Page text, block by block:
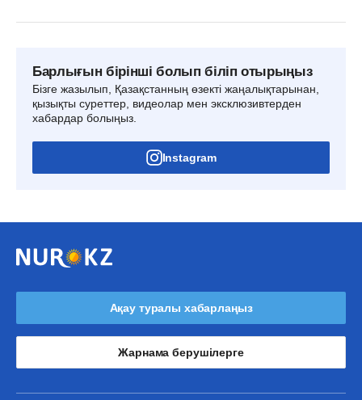
Барлығын бірінші болып біліп отырыңыз
Бізге жазылып, Қазақстанның өзекті жаңалықтарынан,
қызықты суреттер, видеолар мен эксклюзивтерден
хабардар болыңыз.
Instagram
Ақау туралы хабарлаңыз
Жарнама берушілерге